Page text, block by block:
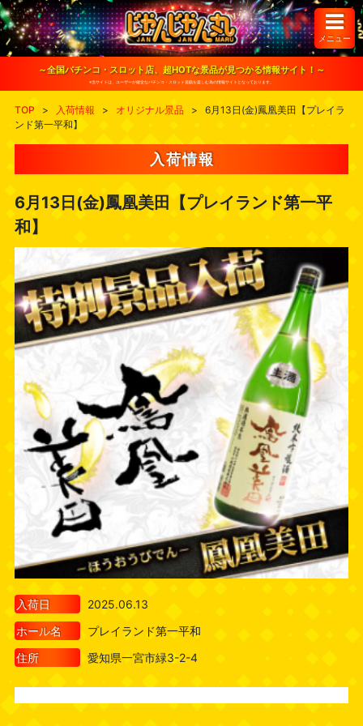
S
k
i
o
メニュー
～全国パチンコ・スロット店、超HOTな景品が見つかる情報サイト！～
※当サイトは、ユーザーが健全なパチンコ・スロット遊戯を楽しむ為の情報サイトとなっております。
TOP > 入荷情報 > オリジナル景品 >
6月13日(金)鳳凰美田【プレイラ
ンド第一平和】
入荷情報
6月13日(金)鳳凰美田【プレイランド第一平
和】
入荷日
2025.06.13
ホール名
プレイランド第一平和
住所
愛知県一宮市緑3-2-4